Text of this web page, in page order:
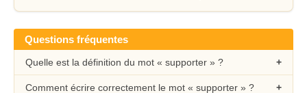
Questions fréquentes
Quelle est la définition du mot « supporter » ?
Comment écrire correctement le mot « supporter » ?